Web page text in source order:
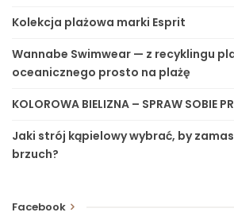
Kolekcja plażowa marki Esprit
Wannabe Swimwear — z recyklingu
oceanicznego prosto na plażę
KOLOROWA BIELIZNA – SPRAW SOBIE
Jaki strój kąpielowy wybrać, by
brzuch?
Facebook